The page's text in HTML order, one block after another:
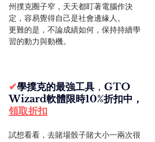
州撲克圈子窄，天天都盯著電腦作決
定，容易覺得自己是社會邊緣人。
更難的是，不論成績如何，保持持續學
✔學撲克的最強工具 ， GTO
Wizard軟體限時10%折扣中，
領取折扣
試想看看，去賭場骰子賭大小一兩次很